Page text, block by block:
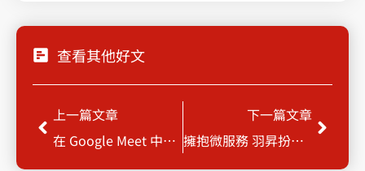
查看其他好文
Prev
上一篇文章
在 Google Meet 中查看 Google 日曆邀請對象名單
下一篇文章
擁抱微服務 羽昇扮演醫療業強力後盾
Next